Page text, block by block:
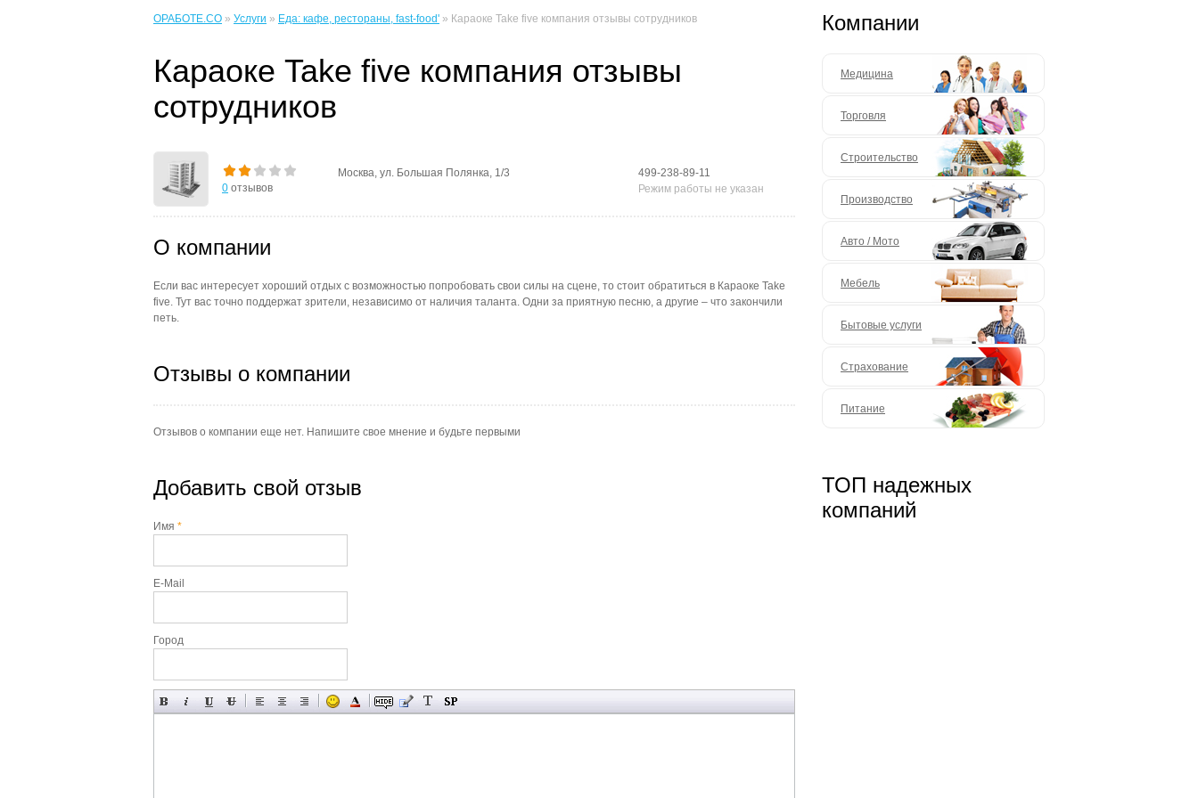
ОРАБОТЕ.CO » Услуги » Еда: кафе, рестораны, fast-food' » Караоке Take five компания отзывы сотрудников
Караоке Take five компания отзывы
сотрудников
0 отзывов
Москва, ул. Большая Полянка, 1/3
499-238-89-11
Режим работы не указан
О компании
Если вас интересует хороший отдых с возможностью попробовать свои силы на сцене, то стоит обратиться в Караоке Take
five. Тут вас точно поддержат зрители, независимо от наличия таланта. Одни за приятную песню, а другие – что закончили
петь.
Отзывы о компании
Отзывов о компании еще нет. Напишите свое мнение и будьте первыми
Добавить свой отзыв
Имя *
E-Mail
Город
Компании
Медицина
Торговля
Строительство
Производство
Авто / Мото
Мебель
Бытовые услуги
Страхование
Питание
ТОП надежных
компаний